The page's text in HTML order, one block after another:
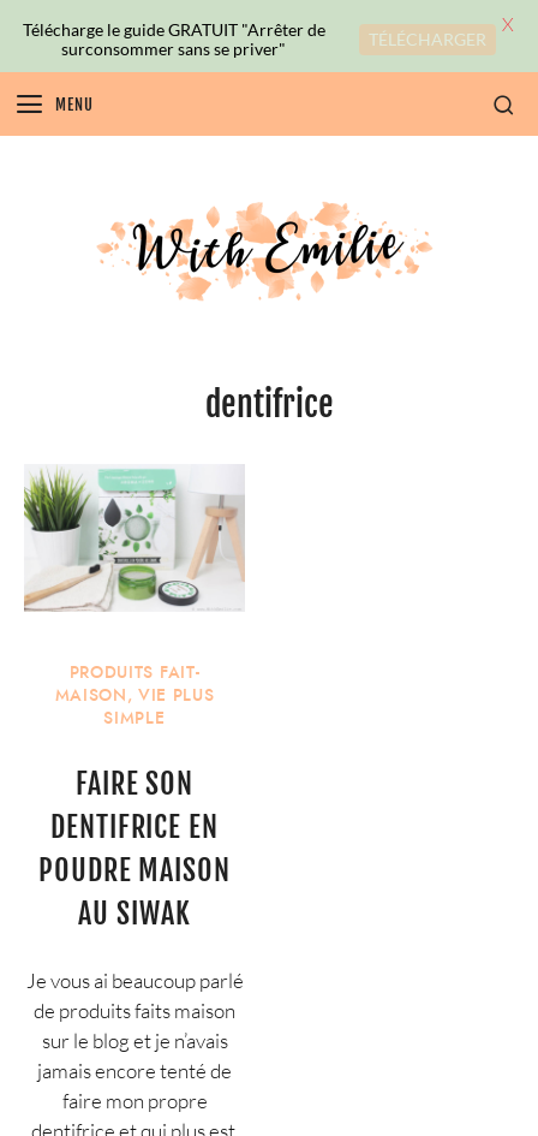
MENU
dentifrice
PRODUITS FAIT-
MAISON, VIE PLUS
SIMPLE
FAIRE SON
DENTIFRICE EN
POUDRE MAISON
AU SIWAK
Je vous ai beaucoup parlé
de produits faits maison
sur le blog et je n’avais
jamais encore tenté de
faire mon propre
dentifrice et qui plus est,
Télécharge le guide GRATUIT "Arrêter de
surconsommer sans se priver"
TÉLÉCHARGER
X